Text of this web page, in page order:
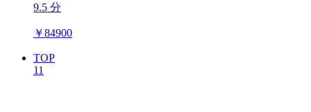
9.5 分
￥84900
TOP
11